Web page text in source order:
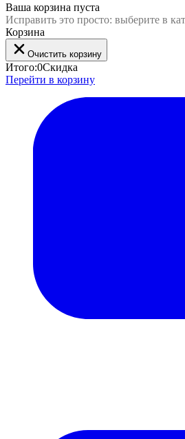
Ваша корзина пуста
Исправить это просто: выберите в
Корзина
Очистить корзину
Итого:0Скидка
Перейти в корзину